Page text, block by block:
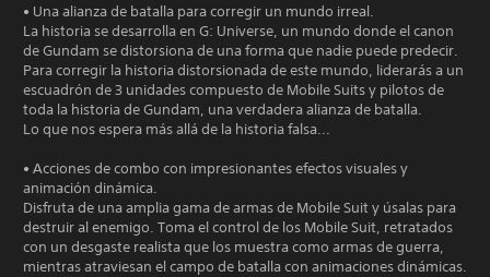
• Una alianza de batalla para corregir un mundo irreal.
La historia se desarrolla en G: Universe, un mundo donde el canon
de Gundam se distorsiona de una forma que nadie puede predecir.
Para corregir la historia distorsionada de este mundo, liderarás a un
escuadrón de 3 unidades compuesto de Mobile Suits y pilotos de
toda la historia de Gundam, una verdadera alianza de batalla.
Lo que nos espera más allá de la historia falsa...
• Acciones de combo con impresionantes efectos visuales y
animación dinámica.
Disfruta de una amplia gama de armas de Mobile Suit y úsalas para
destruir al enemigo. Toma el control de los Mobile Suit, retratados
con un desgaste realista que los muestra como armas de guerra,
mientras atraviesan el campo de batalla con animaciones dinámicas.